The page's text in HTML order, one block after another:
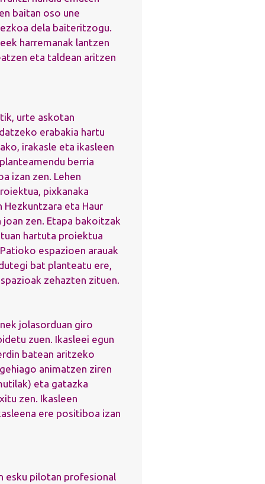
baitan oso une
dela baiteritzogu.
harremanak lantzen
eta taldean aritzen
urte askotan
erabakia hartu
irakasle eta ikasleen
berria
izan zen. Lehen
pixkanaka
eta Haur
zen. Etapa bakoitzak
hartuta proiektua
espazioen arauak
bat planteatu ere,
zehazten zituen.
jolasorduan giro
zuen. Ikasleei egun
batean aritzeko
animatzen ziren
eta gatazka
zen. Ikasleen
ere positiboa izan
esku pilotan profesional